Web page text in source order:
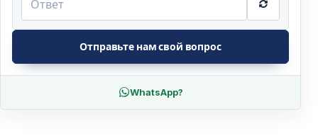
Отправьте нам свой вопрос
WhatsApp?